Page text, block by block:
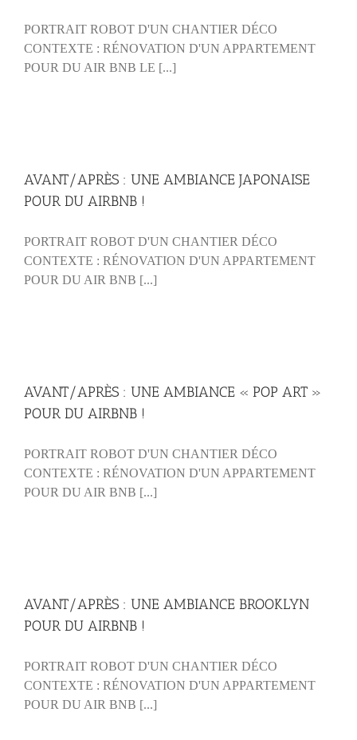
PORTRAIT ROBOT D'UN CHANTIER DÉCO
CONTEXTE : RÉNOVATION D'UN APPARTEMENT
POUR DU AIR BNB LE [...]
AVANT/APRÈS : UNE AMBIANCE JAPONAISE
POUR DU AIRBNB !
PORTRAIT ROBOT D'UN CHANTIER DÉCO
CONTEXTE : RÉNOVATION D'UN APPARTEMENT
POUR DU AIR BNB [...]
AVANT/APRÈS : UNE AMBIANCE « POP ART »
POUR DU AIRBNB !
PORTRAIT ROBOT D'UN CHANTIER DÉCO
CONTEXTE : RÉNOVATION D'UN APPARTEMENT
POUR DU AIR BNB [...]
AVANT/APRÈS : UNE AMBIANCE BROOKLYN
POUR DU AIRBNB !
PORTRAIT ROBOT D'UN CHANTIER DÉCO
CONTEXTE : RÉNOVATION D'UN APPARTEMENT
POUR DU AIR BNB [...]